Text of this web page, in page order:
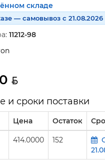
складе
— самовывоз с 21.08.2026
11212-98
и сроки поставки
Цена Остаток
414.0000 152